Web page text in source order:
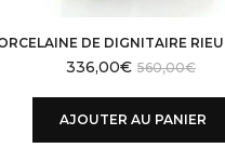
560,00€
336,00€
AJOUTER AU PANIER